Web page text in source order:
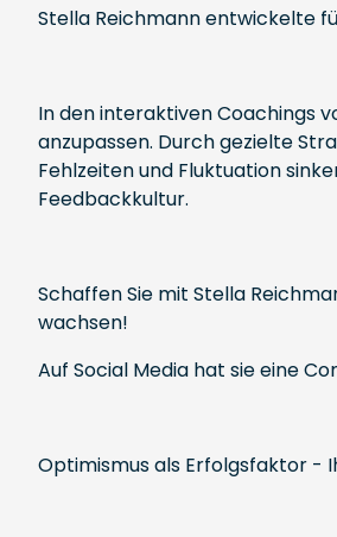
Stella Reichmann entwickelte
In den interaktiven Coachings
anzupassen. Durch gezielte
Fehlzeiten und Fluktuation
Feedbackkultur.
Schaffen Sie mit Stella
wachsen!
Auf Social Media hat sie eine
Optimismus als Erfolgsfaktor -